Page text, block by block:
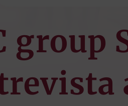
group